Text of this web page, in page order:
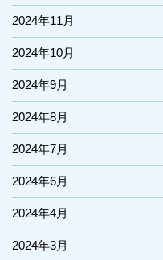
2024年11月
2024年10月
2024年9月
2024年8月
2024年7月
2024年6月
2024年4月
2024年3月